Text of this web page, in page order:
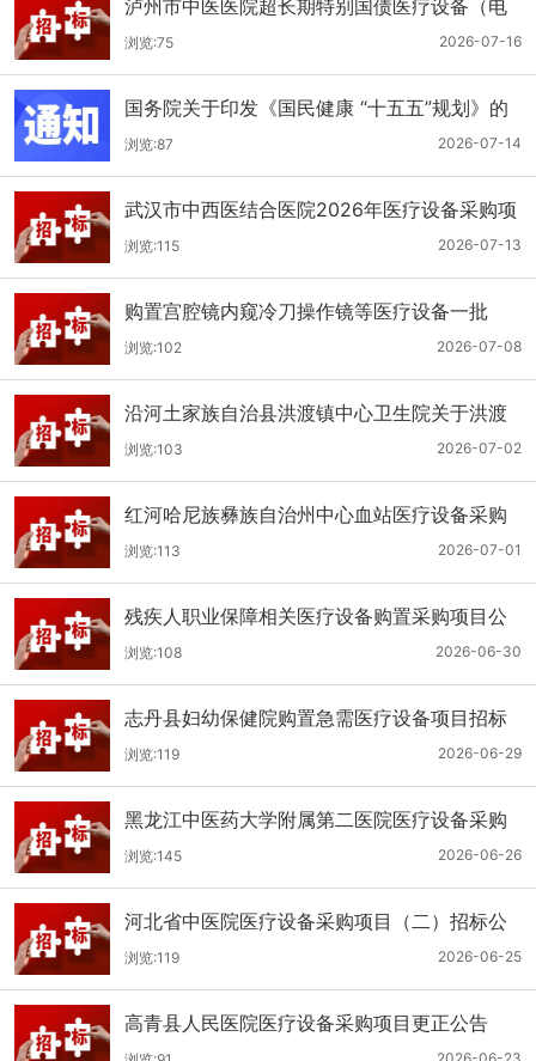
泸州市中医医院超长期特别国债医疗设备（电
子胃肠镜系统）采购更正公告（第二次）2026-07-16
浏览:75
国务院关于印发《国民健康 “十五五”规划》的
通知
2026-07-14
浏览:87
武汉市中西医结合医院2026年医疗设备采购项
目四公开招标公告
2026-07-13
浏览:115
购置宫腔镜内窥冷刀操作镜等医疗设备一批
（双盲+远程异地+分散）
2026-07-08
浏览:102
沿河土家族自治县洪渡镇中心卫生院关于洪渡
镇中心卫生院县域医疗次中心医疗设备采购项
目的公开招标公告
2026-07-02
浏览:103
红河哈尼族彝族自治州中心血站医疗设备采购
（二次）公开招标公告
2026-07-01
浏览:113
残疾人职业保障相关医疗设备购置采购项目公
开招标招标公告
2026-06-30
浏览:108
志丹县妇幼保健院购置急需医疗设备项目招标
公告
2026-06-29
浏览:119
黑龙江中医药大学附属第二医院医疗设备采购
(二次)招标公告
2026-06-26
浏览:145
河北省中医院医疗设备采购项目（二）招标公
告
2026-06-25
浏览:119
高青县人民医院医疗设备采购项目更正公告